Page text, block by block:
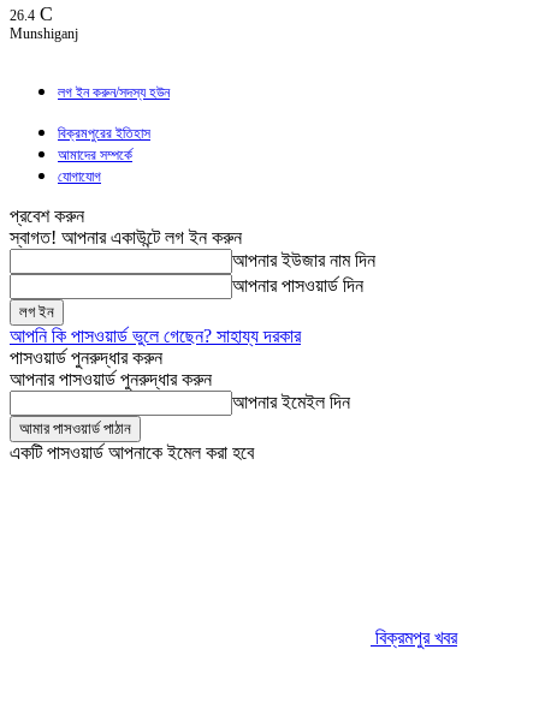
26.4 C
Munshiganj
লগ ইন করুন/সদস্য হউন
বিক্রমপুরের ইতিহাস
আমাদের সম্পর্কে
যোগাযোগ
প্রবেশ করুন
স্বাগত! আপনার একাউন্টে লগ ইন করুন
আপনার ইউজার নাম দিন
আপনার পাসওয়ার্ড দিন
আপনি কি পাসওয়ার্ড ভুলে গেছেন? সাহায্য দরকার
পাসওয়ার্ড পুনরুদ্ধার করুন
আপনার পাসওয়ার্ড পুনরুদ্ধার করুন
আপনার ইমেইল দিন
একটি পাসওয়ার্ড আপনাকে ইমেল করা হবে
বিক্রমপুর খবর